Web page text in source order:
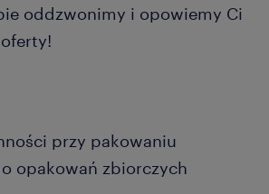
oddzwonimy i opowiemy Ci
przy pakowaniu
opakowań zbiorczych